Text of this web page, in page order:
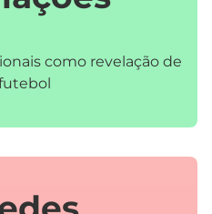
como revelação de